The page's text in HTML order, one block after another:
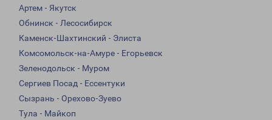
Артем - Якутск
Обнинск - Лесосибирск
Каменск-Шахтинский - Элиста
Комсомольск-на-Амуре - Егорьевск
Зеленодольск - Муром
Сергиев Посад - Ессентуки
Сызрань - Орехово-Зуево
Тула - Майкоп